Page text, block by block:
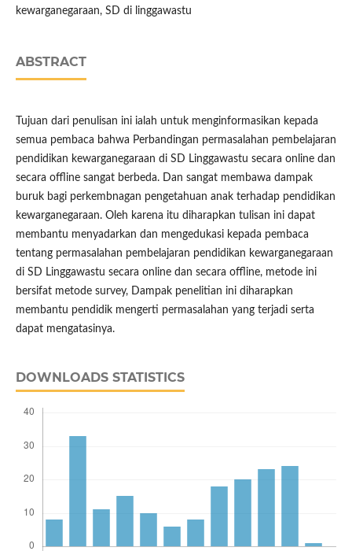
kewarganegaraan, SD di linggawastu
ABSTRACT
Tujuan dari penulisan ini ialah untuk menginformasikan kepada
semua pembaca bahwa Perbandingan permasalahan pembelajaran
pendidikan kewarganegaraan di SD Linggawastu secara online dan
secara offline sangat berbeda. Dan sangat membawa dampak
buruk bagi perkembnagan pengetahuan anak terhadap pendidikan
kewarganegaraan. Oleh karena itu diharapkan tulisan ini dapat
membantu menyadarkan dan mengedukasi kepada pembaca
tentang permasalahan pembelajaran pendidikan kewarganegaraan
di SD Linggawastu secara online dan secara offline, metode ini
bersifat metode survey, Dampak penelitian ini diharapkan
membantu pendidik mengerti permasalahan yang terjadi serta
dapat mengatasinya.
DOWNLOADS STATISTICS